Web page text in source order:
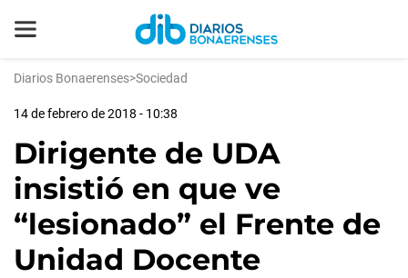
Diarios Bonaerenses>Sociedad
14 de febrero de 2018 - 10:38
Dirigente de UDA
insistió en que ve
“lesionado” el Frente de
Unidad Docente